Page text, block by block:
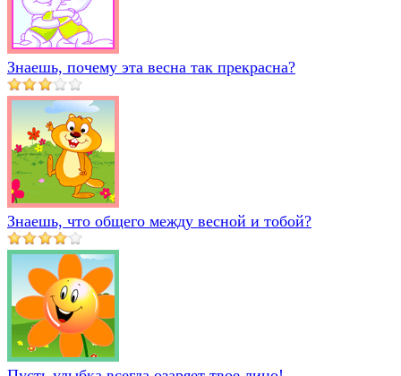
Знаешь, почему эта весна так прекрасна?
Знаешь, что общего между весной и тобой?